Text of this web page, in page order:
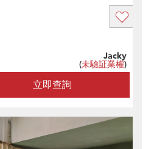
立即查詢
Jacky
(未驗証業權)